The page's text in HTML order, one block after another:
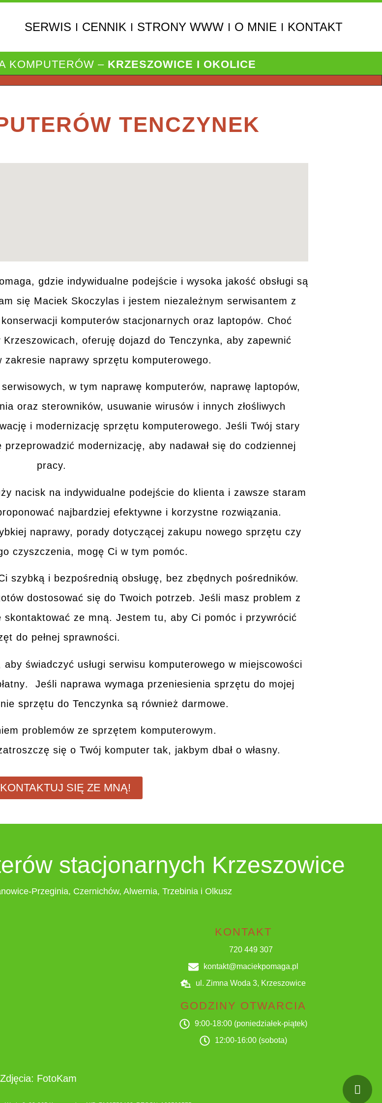
SERWIS CENNIK STRONY WWW O MNIE KONTAKT
KOMPUTERÓW – KRZESZOWICE I OKOLICE
TENCZYNEK
gdzie indywidualne podejście i wysoka jakość obsługi są
się Maciek Skoczylas i jestem niezależnym serwisantem z
komputerów stacjonarnych oraz laptopów. Choć
oferuję dojazd do Tenczynka, aby zapewnić
zakresie naprawy sprzętu komputerowego.
serwisowych, w tym naprawę komputerów, naprawę laptopów,
oraz sterowników, usuwanie wirusów i innych złośliwych
i modernizację sprzętu komputerowego. Jeśli Twój stary
modernizację, aby nadawał się do codziennej
pracy.
nacisk na indywidualne podejście do klienta i zawsze staram
najbardziej efektywne i korzystne rozwiązania.
naprawy, porady dotyczącej zakupu nowego sprzętu czy
czyszczenia, mogę Ci w tym pomóc.
szybką i bezpośrednią obsługę, bez zbędnych pośredników.
dostosować się do Twoich potrzeb. Jeśli masz problem z
skontaktować ze mną. Jestem tu, aby Ci pomóc i przywrócić
do pełnej sprawności.
świadczyć usługi serwisu komputerowego w miejscowości
. Jeśli naprawa wymaga przeniesienia sprzętu do mojej
sprzętu do Tenczynka są również darmowe.
problemów ze sprzętem komputerowym.
się o Twój komputer tak, jakbym dbał o własny.
SIĘ ZE MNĄ!
stacjonarnych Krzeszowice
Przeginia, Czernichów, Alwernia, Trzebinia i Olkusz
KONTAKT
720 449 307
kontakt@maciekpomaga.pl
ul. Zimna Woda 3, Krzeszowice
GODZINY OTWARCIA
9:00-18:00 (poniedziałek-piątek)
12:00-16:00 (sobota)
Zdjęcia: FotoKam